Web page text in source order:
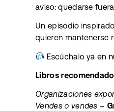
aviso: quedarse
Un episodio
quieren mantenerse
Escúchalo ya en
Libros
Organizaciones
Vendes o vendes –